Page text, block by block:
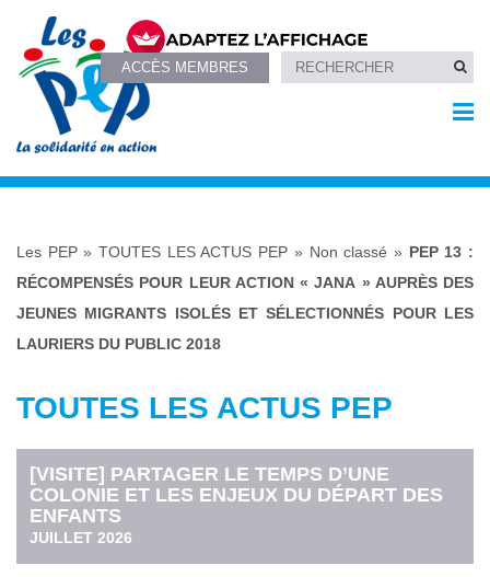
ACCÈS MEMBRES
Les PEP»TOUTES LES ACTUS PEP » Non classé » PEP 13 :
RÉCOMPENSÉS POUR LEUR ACTION « JANA » AUPRÈS DES
JEUNES MIGRANTS ISOLÉS ET SÉLECTIONNÉS POUR LES
LAURIERS DU PUBLIC 2018
TOUTES LES ACTUS PEP
[VISITE] PARTAGER LE TEMPS D’UNE
COLONIE ET LES ENJEUX DU DÉPART DES
ENFANTS
JUILLET 2026